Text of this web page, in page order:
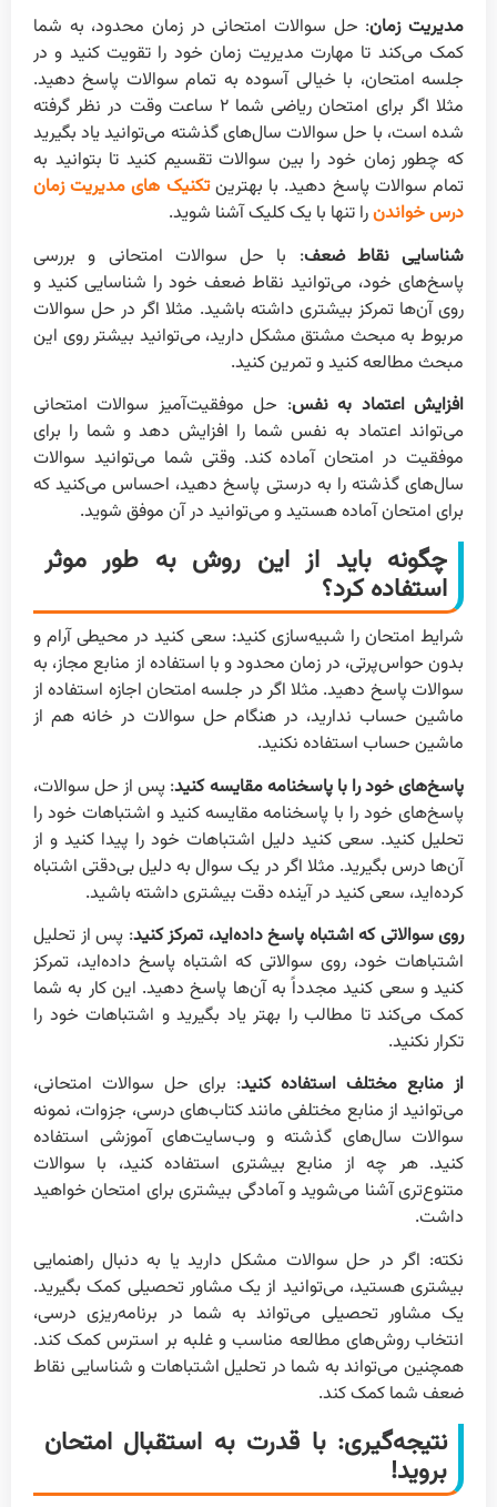
مدیریت زمان: حل سوالات امتحانی در زمان محدود، به شما
کمک می‌کند تا مهارت مدیریت زمان خود را تقویت کنید و در
جلسه امتحان، با خیالی آسوده به تمام سوالات پاسخ دهید.
مثلا اگر برای امتحان ریاضی شما ۲ ساعت وقت در نظر گرفته
شده است، با حل سوالات سال‌های گذشته می‌توانید یاد بگیرید
که چطور زمان خود را بین سوالات تقسیم کنید تا بتوانید به
تمام سوالات پاسخ دهید. با بهترینتکنیک های مدیریت زمان
درس خواندنرا تنها با یک کلیک آشنا شوید.
شناسایی نقاط ضعف: با حل سوالات امتحانی و بررسی
پاسخ‌های خود، می‌توانید نقاط ضعف خود را شناسایی کنید و
روی آن‌ها تمرکز بیشتری داشته باشید. مثلا اگر در حل سوالات
مربوط به مبحث مشتق مشکل دارید، می‌توانید بیشتر روی این
مبحث مطالعه کنید و تمرین کنید.
افزایش اعتماد به نفس: حل موفقیت‌آمیز سوالات امتحانی
می‌تواند اعتماد به نفس شما را افزایش دهد و شما را برای
موفقیت در امتحان آماده کند. وقتی شما می‌توانید سوالات
سال‌های گذشته را به درستی پاسخ دهید، احساس می‌کنید که
برای امتحان آماده هستید و می‌توانید در آن موفق شوید.
چگونه باید از این روش به طور موثر
استفاده کرد؟
شرایط امتحان را شبیه‌سازی کنید: سعی کنید در محیطی آرام و
بدون حواس‌پرتی، در زمان محدود و با استفاده از منابع مجاز، به
سوالات پاسخ دهید. مثلا اگر در جلسه امتحان اجازه استفاده از
ماشین حساب ندارید، در هنگام حل سوالات در خانه هم از
ماشین حساب استفاده نکنید.
پاسخ‌های خود را با پاسخنامه مقایسه کنید: پس از حل سوالات،
پاسخ‌های خود را با پاسخنامه مقایسه کنید و اشتباهات خود را
تحلیل کنید. سعی کنید دلیل اشتباهات خود را پیدا کنید و از
آن‌ها درس بگیرید. مثلا اگر در یک سوال به دلیل بی‌دقتی اشتباه
کرده‌اید، سعی کنید در آینده دقت بیشتری داشته باشید.
روی سوالاتی که اشتباه پاسخ داده‌اید، تمرکز کنید: پس از تحلیل
اشتباهات خود، روی سوالاتی که اشتباه پاسخ داده‌اید، تمرکز
کنید و سعی کنید مجدداً به آن‌ها پاسخ دهید. این کار به شما
کمک می‌کند تا مطالب را بهتر یاد بگیرید و اشتباهات خود را
تکرار نکنید.
از منابع مختلف استفاده کنید: برای حل سوالات امتحانی،
می‌توانید از منابع مختلفی مانند کتاب‌های درسی، جزوات، نمونه
سوالات سال‌های گذشته و وب‌سایت‌های آموزشی استفاده
کنید. هر چه از منابع بیشتری استفاده کنید، با سوالات
متنوع‌تری آشنا می‌شوید و آمادگی بیشتری برای امتحان خواهید
داشت.
نکته: اگر در حل سوالات مشکل دارید یا به دنبال راهنمایی
بیشتری هستید، می‌توانید از یک مشاور تحصیلی کمک بگیرید.
یک مشاور تحصیلی می‌تواند به شما در برنامه‌ریزی درسی،
انتخاب روش‌های مطالعه مناسب و غلبه بر استرس کمک کند.
همچنین می‌تواند به شما در تحلیل اشتباهات و شناسایی نقاط
ضعف شما کمک کند.
نتیجه‌گیری: با قدرت به استقبال امتحان
بروید!